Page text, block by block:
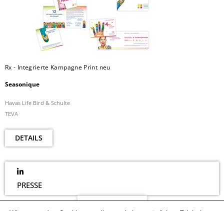
Rx - Integrierte Kampagne Print neu
Seasonique
Havas Life Bird & Schulte
TEVA
DETAILS
PRESSE